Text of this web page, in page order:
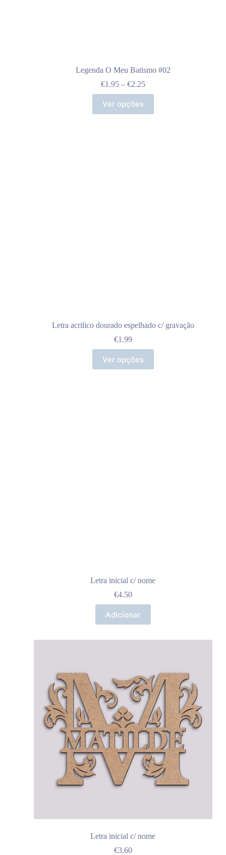
Legenda O Meu Batismo #02
€1.95 – €2.25Price
range:
Ver opções
product
has
Letra acrilico dourado espelhado c/ gravação
€1.99
Ver opções
Letra inicial c/ nome
€4.50
Adicionar
Letra inicial c/ nome
€3.60